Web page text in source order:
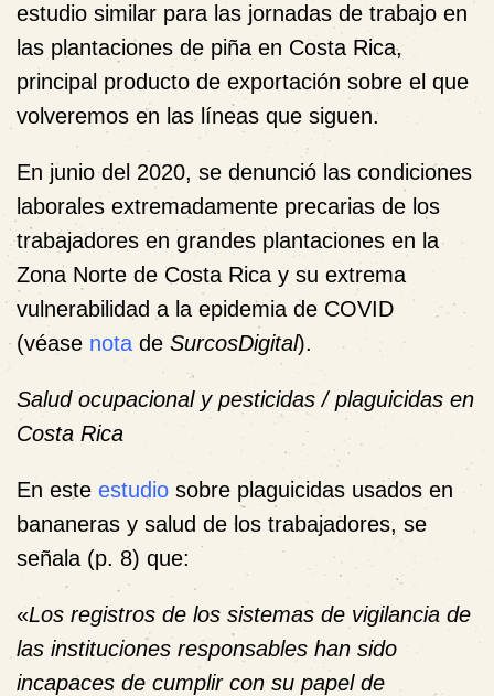
estudio similar para las jornadas de trabajo en
las plantaciones de piña en Costa Rica,
principal producto de exportación sobre el que
volveremos en las líneas que siguen.
En junio del 2020, se denunció las condiciones
laborales extremadamente precarias de los
trabajadores en grandes plantaciones en la
Zona Norte de Costa Rica y su extrema
vulnerabilidad a la epidemia de COVID
(véase nota de SurcosDigital).
Salud ocupacional y pesticidas / plaguicidas en
Costa Rica
En este estudio sobre plaguicidas usados en
bananeras y salud de los trabajadores, se
señala (p. 8) que:
«Los registros de los sistemas de vigilancia de
las instituciones responsables han sido
incapaces de cumplir con su papel de